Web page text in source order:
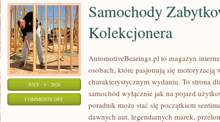
JULY - 9 - 2026
COMMENTS OFFON
SAMOCHODY
Samochody
Kolekcjonera
AutomotiveBearings.pl to magazyn
osobach, które pasjonują się motoryzacją
charakterystycznym wydaniu. To strona
samochód wyłącznie jak na pojazd
poradnik może stać się początkiem
dawnych aut, legendarnych marek,